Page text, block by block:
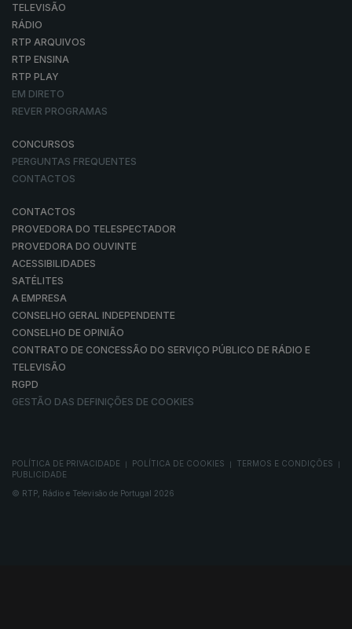
TELEVISÃO
RÁDIO
RTP ARQUIVOS
RTP ENSINA
RTP PLAY
EM DIRETO
REVER PROGRAMAS
CONCURSOS
PERGUNTAS FREQUENTES
CONTACTOS
CONTACTOS
PROVEDORA DO TELESPECTADOR
PROVEDORA DO OUVINTE
ACESSIBILIDADES
SATÉLITES
A EMPRESA
CONSELHO GERAL INDEPENDENTE
CONSELHO DE OPINIÃO
CONTRATO DE CONCESSÃO DO SERVIÇO PÚBLICO DE RÁDIO E
TELEVISÃO
RGPD
GESTÃO DAS DEFINIÇÕES DE COOKIES
POLÍTICA DE PRIVACIDADE POLÍTICA DE COOKIES TERMOS E CONDIÇÕES
PUBLICIDADE
© RTP, Rádio e Televisão de Portugal 2026